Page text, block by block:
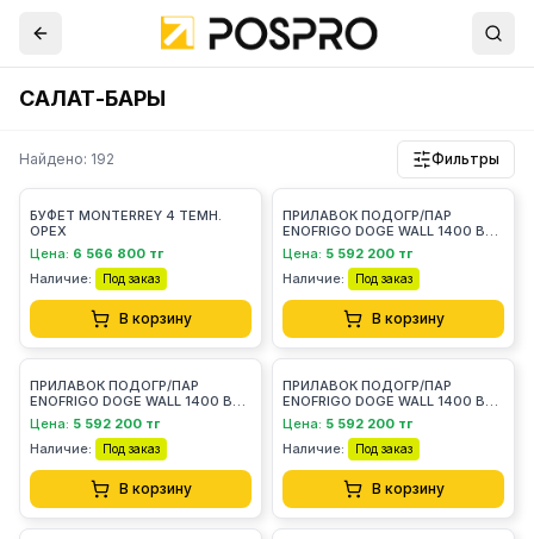
САЛАТ-БАРЫ
Найдено: 192 Фильтры
БУФЕТ MONTERREY 4 ТЕМН.
ОРЕХ
Цена: 6 566 800 тг
Наличие:
Под заказ
В корзину
ПРИЛАВОК ПОДОГР/ПАР
ENOFRIGO DOGE WALL 1400 BM
ВСТР.A1DOGEKWBM14/X ЦВЕТ
608
Цена: 5 592 200 тг
Наличие:
Под заказ
В корзину
ПРИЛАВОК ПОДОГР/ПАР
ENOFRIGO DOGE WALL 1400 BM
ВСТР. ВЕНГЕ
Цена: 5 592 200 тг
Наличие:
Под заказ
В корзину
ПРИЛАВОК ПОДОГР/ПАР
ENOFRIGO DOGE WALL 1400 BM
ВСТР. СВЕТ.ДУБ
Цена: 5 592 200 тг
Наличие:
Под заказ
В корзину